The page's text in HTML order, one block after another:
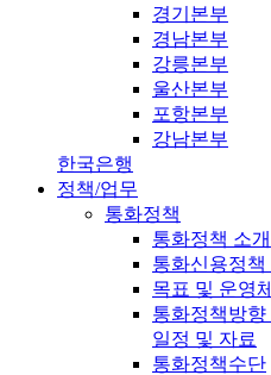
경기본부
경남본부
강릉본부
울산본부
포항본부
강남본부
한국은행
정책/업무
통화정책
통화정책 소개
통화신용정
목표 및 운영
통화정책방향
일정 및 자료
통화정책수단